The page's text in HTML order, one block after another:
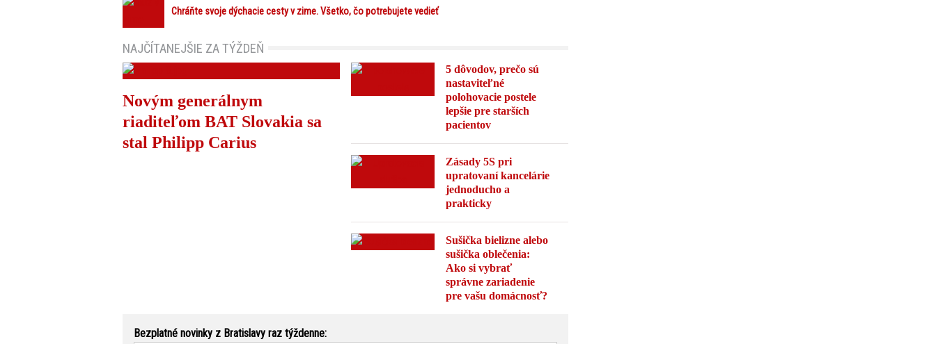
Chráňte svoje dýchacie cesty v zime. Všetko, čo potrebujete vedieť
NAJČÍTANEJŠIE ZA TÝŽDEŇ
Novým generálnym
riaditeľom BAT Slovakia sa
stal Philipp Carius
5 dôvodov, prečo sú
nastaviteľné
polohovacie postele
lepšie pre starších
pacientov
Zásady 5S pri
upratovaní kancelárie
jednoducho a
prakticky
Sušička bielizne alebo
sušička oblečenia:
Ako si vybrať
správne zariadenie
pre vašu domácnosť?
Bezplatné novinky z Bratislavy raz týždenne: